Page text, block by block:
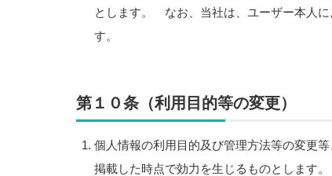
とします。 なお、当社は、ユーザー本人に
す。
第１０条（利用目的等の変更）
個人情報の利用目的及び管理方法等の変更
掲載した時点で効力を生じるものとします。